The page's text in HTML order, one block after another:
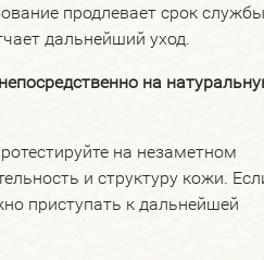
продлевает срок
дальнейший уход.
непосредственно на
на незаметном
и структуру кожи.
приступать к дальнейшей